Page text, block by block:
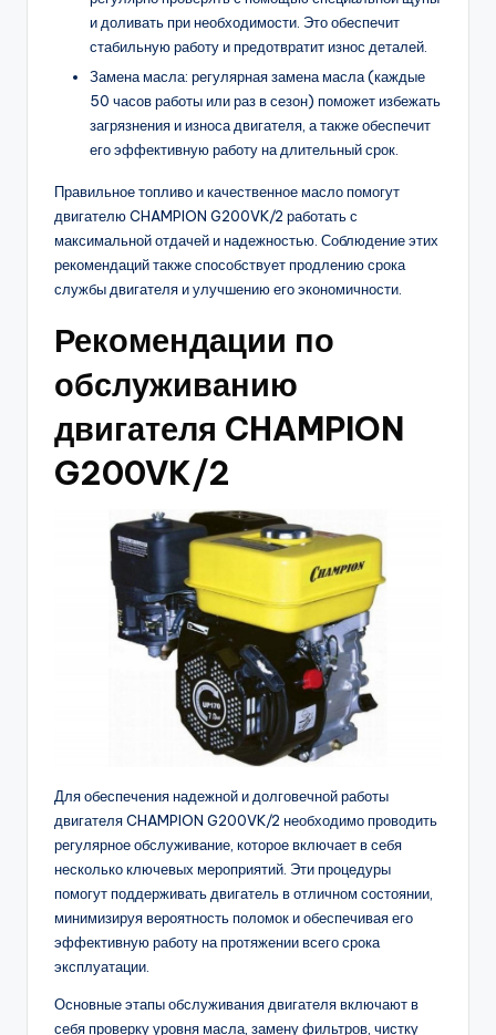
и доливать при необходимости. Это обеспечит
стабильную работу и предотвратит износ деталей.
Замена масла: регулярная замена масла (каждые
50 часов работы или раз в сезон) поможет избежать
загрязнения и износа двигателя, а также обеспечит
его эффективную работу на длительный срок.
Правильное топливо и качественное масло помогут
двигателю CHAMPION G200VK/2 работать с
максимальной отдачей и надежностью. Соблюдение этих
рекомендаций также способствует продлению срока
службы двигателя и улучшению его экономичности.
Рекомендации по
обслуживанию
двигателя CHAMPION
G200VK/2
Для обеспечения надежной и долговечной работы
двигателя CHAMPION G200VK/2 необходимо проводить
регулярное обслуживание, которое включает в себя
несколько ключевых мероприятий. Эти процедуры
помогут поддерживать двигатель в отличном состоянии,
минимизируя вероятность поломок и обеспечивая его
эффективную работу на протяжении всего срока
эксплуатации.
Основные этапы обслуживания двигателя включают в
себя проверку уровня масла, замену фильтров, чистку